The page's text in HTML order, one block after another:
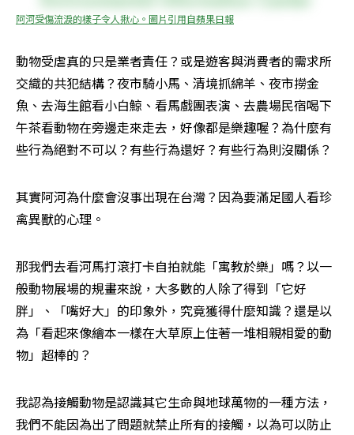
阿河受傷流淚的樣子令人揪心。圖片引用自蘋果日報
動物受虐真的只是業者責任？或是遊客與消費者的需求所
交織的共犯結構？夜市騎小馬、清境抓綿羊、夜市撈金
魚、去海生館看小白鯨、看馬戲團表演、去農場民宿喝下
午茶看動物在旁邊走來走去，好像都是樂趣喔？為什麼有
些行為絕對不可以？有些行為還好？有些行為則沒關係？
其實阿河為什麼會沒事出現在台灣？因為要滿足國人看珍
禽異獸的心理。
那我們去看河馬打滾打卡自拍就能「寓教於樂」嗎？以一
般動物展場的規畫來說，大多數的人除了得到「它好
胖」、「嘴好大」的印象外，究竟獲得什麼知識？還是以
為「看起來像繪本一樣在大草原上住著一堆相親相愛的動
物」超棒的？
我認為接觸動物是認識其它生命與地球萬物的一種方法，
我們不能因為出了問題就禁止所有的接觸，以為可以防止